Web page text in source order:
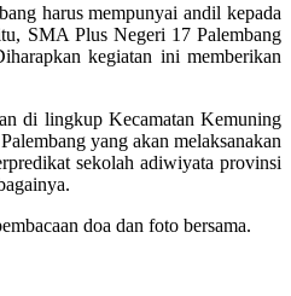
harus mempunyai andil kepada
SMA Plus Negeri 17 Palembang
kegiatan ini memberikan
di lingkup Kecamatan Kemuning
yang akan melaksanakan
sekolah adiwiyata provinsi
doa dan foto bersama.